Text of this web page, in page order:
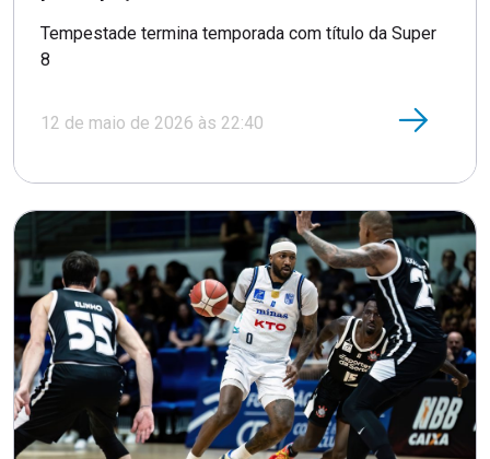
Tempestade termina temporada com título da Super
8
12 de maio de 2026 às 22:40